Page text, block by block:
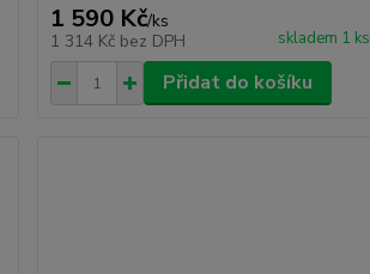
1 590 Kč/ks
1 314 Kč bez DPH skladem 1 ks
Přidat do košíku